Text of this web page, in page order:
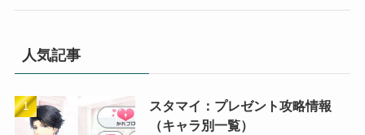
人気記事
スタマイ：プレゼント攻略情報
（キャラ別一覧）